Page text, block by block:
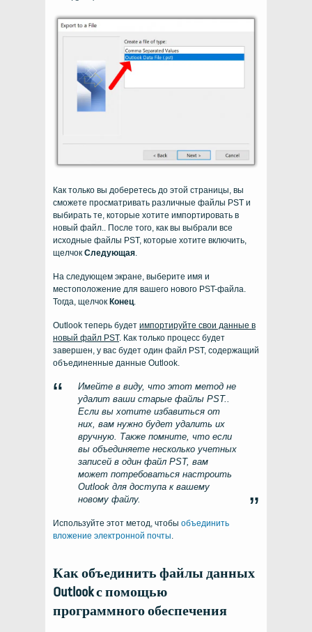
Как только вы доберетесь до этой страницы, вы
сможете просматривать различные файлы PST и
выбирать те, которые хотите импортировать в
новый файл.. После того, как вы выбрали все
исходные файлы PST, которые хотите включить,
щелчок Следующая.
На следующем экране, выберите имя и
местоположение для вашего нового PST-файла.
Тогда, щелчок Конец.
Outlook теперь будет импортируйте свои данные в
новый файл PST. Как только процесс будет
завершен, у вас будет один файл PST, содержащий
объединенные данные Outlook.
Имейте в виду, что этот метод не
удалит ваши старые файлы PST..
Если вы хотите избавиться от
них, вам нужно будет удалить их
вручную. Также помните, что если
вы объединяете несколько учетных
записей в один файл PST, вам
может потребоваться настроить
Outlook для доступа к вашему
новому файлу.
Используйте этот метод, чтобы объединить
вложение электронной почты.
Как объединить файлы данных
Outlook с помощью
программного обеспечения